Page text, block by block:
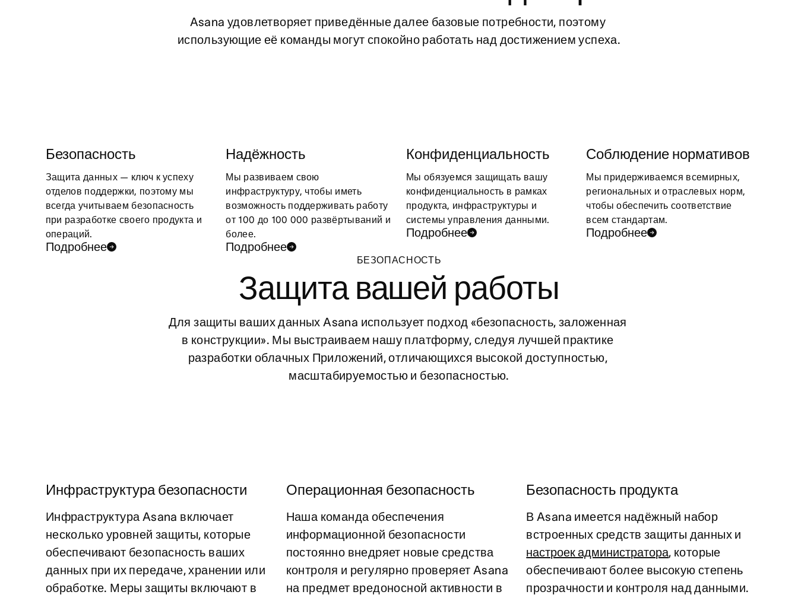
Asana удовлетворяет приведённые далее базовые потребности, поэтому
использующие её команды могут спокойно работать над достижением успеха.
Безопасность
Защита данных — ключ к успеху
отделов поддержки, поэтому мы
всегда учитываем безопасность
при разработке своего продукта и
операций.
Подробнее
Надёжность
Мы развиваем свою
инфраструктуру, чтобы иметь
возможность поддерживать работу
от 100 до 100 000 развёртываний и
более.
Подробнее
Конфиденциальность
Мы обязуемся защищать вашу
конфиденциальность в рамках
продукта, инфраструктуры и
системы управления данными.
Подробнее
Соблюдение нормативов
Мы придерживаемся всемирных,
региональных и отраслевых норм,
чтобы обеспечить соответствие
всем стандартам.
Подробнее
БЕЗОПАСНОСТЬ
Защита вашей работы
Для защиты ваших данных Asana использует подход «безопасность, заложенная
в конструкции». Мы выстраиваем нашу платформу, следуя лучшей практике
разработки облачных Приложений, отличающихся высокой доступностью,
масштабируемостью и безопасностью.
Инфраструктура безопасности
Инфраструктура Asana включает
несколько уровней защиты, которые
обеспечивают безопасность ваших
данных при их передаче, хранении или
обработке. Меры защиты включают в
Операционная безопасность
Наша команда обеспечения
информационной безопасности
постоянно внедряет новые средства
контроля и регулярно проверяет Asana
на предмет вредоносной активности в
Безопасность продукта
В Asana имеется надёжный набор
встроенных средств защиты данных и
настроек администратора, которые
обеспечивают более высокую степень
прозрачности и контроля над данными.